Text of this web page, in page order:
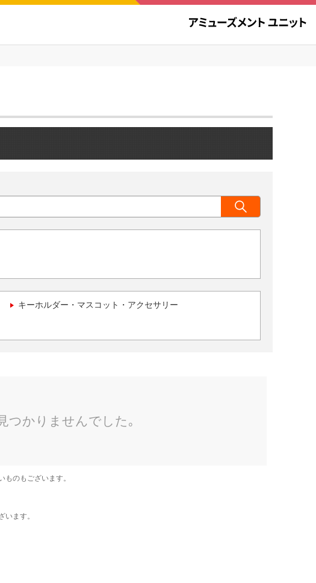
キーホルダー・マスコット・アクセサリー